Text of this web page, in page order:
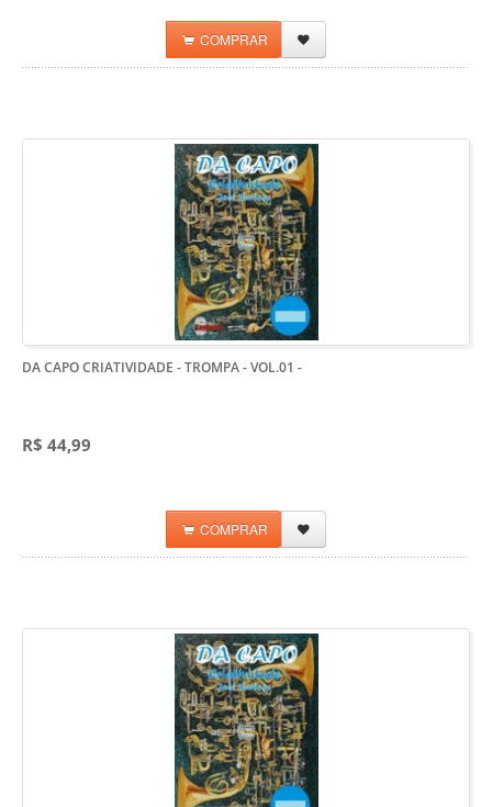
COMPRAR
DA CAPO CRIATIVIDADE - TROMPA - VOL.01 -
R$ 44,99
COMPRAR